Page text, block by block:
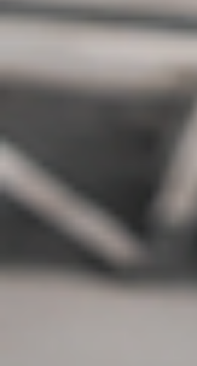
Option und einer
etwa 289 € liegen.
der